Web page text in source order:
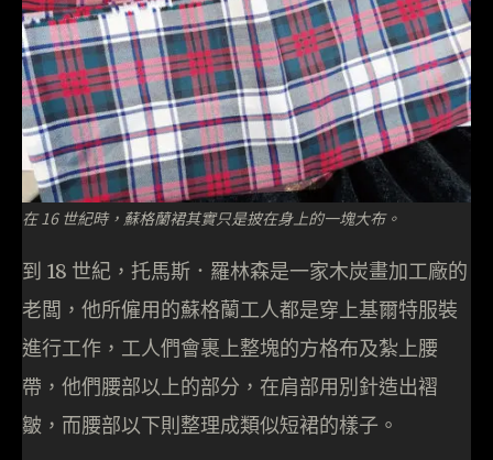
在 16 世紀時，蘇格蘭裙其實只是披在身上的一塊大布。
到 18 世紀，托馬斯．羅林森是一家木炭畫加工廠的
老闆，他所僱用的蘇格蘭工人都是穿上基爾特服裝
進行工作，工人們會裹上整塊的方格布及紮上腰
帶，他們腰部以上的部分，在肩部用別針造出褶
皺，而腰部以下則整理成類似短裙的樣子。